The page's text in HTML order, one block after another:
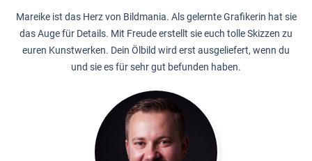
Mareike ist das Herz von Bildmania. Als gelernte Grafikerin hat sie
das Auge für Details. Mit Freude erstellt sie euch tolle Skizzen zu
euren Kunstwerken. Dein Ölbild wird erst ausgeliefert, wenn du
und sie es für sehr gut befunden haben.